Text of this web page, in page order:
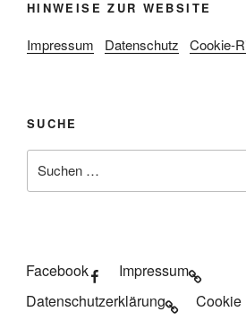
HINWEISE ZUR WEBSITE
Impressum Datenschutz Cookie-
SUCHE
nach:
Facebook
Impressum
Datenschutzerklärung
Cookie